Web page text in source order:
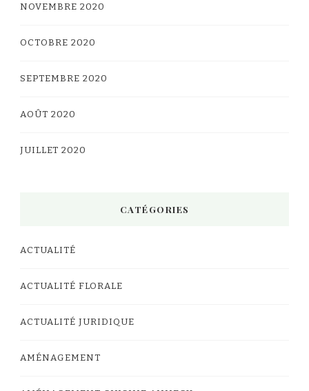
NOVEMBRE 2020
OCTOBRE 2020
SEPTEMBRE 2020
AOÛT 2020
JUILLET 2020
CATÉGORIES
ACTUALITÉ
ACTUALITÉ FLORALE
ACTUALITÉ JURIDIQUE
AMÉNAGEMENT